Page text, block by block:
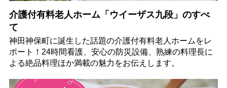
介護付有料老人ホーム「ウイーザス九段」のすべ
て
神田神保町に誕生した話題の介護付有料老人ホームをレ
ポート！24時間看護、安心の防災設備、熟練の料理長に
よる絶品料理ほか満載の魅力をお伝えします。